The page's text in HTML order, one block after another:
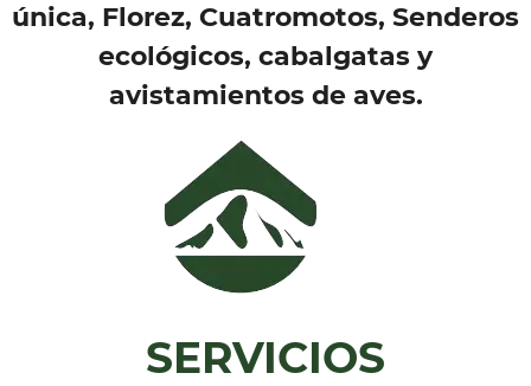
única, Florez, Cuatromotos, Senderos
ecológicos, cabalgatas y
avistamientos de aves.
SERVICIOS